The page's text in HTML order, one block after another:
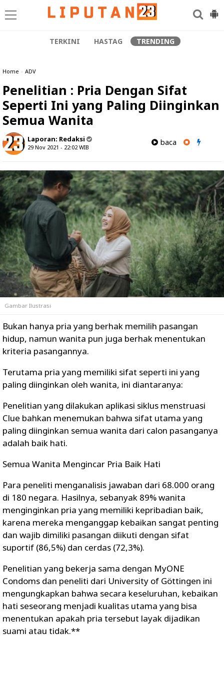
TERKINI HASTAG TRENDING
Home » ADV
Penelitian : Pria Dengan Sifat
Seperti Ini yang Paling Diinginkan
Semua Wanita
Laporan: Redaksi
29 Nov 2021 - 22:02WIB
baca
Gambar Ilustrasi
Bukan hanya pria yang berhak memilih pasangan
hidup, namun wanita pun juga berhak menentukan
kriteria pasangannya.
Terutama pria yang memiliki sifat seperti ini yang
paling diinginkan oleh wanita, ini diantaranya:
Penelitian yang dilakukan aplikasi siklus menstruasi
Clue bahkan menemukan bahwa sifat utama yang
paling diinginkan semua wanita dari calon pasanganya
adalah baik hati.
Semua Wanita Mengincar Pria Baik Hati
Para peneliti menganalisis jawaban dari 68.000 orang
di 180 negara. Hasilnya, sebanyak 89% wanita
menginginkan pria yang memiliki kepribadian baik,
karena mereka menganggap kebaikan sangat penting
dan wajib dimiliki pasangan diikuti dengan sifat
suportif (86,5%) dan cerdas (72,3%).
Penelitian yang bekerja sama dengan MyONE
Condoms dan peneliti dari University of Göttingen ini
mengungkapkan bahwa secara keseluruhan, kebaikan
hati seseorang menjadi kualitas utama yang bisa
menentukan apakah pria tersebut layak dijadikan
suami atau tidak.**